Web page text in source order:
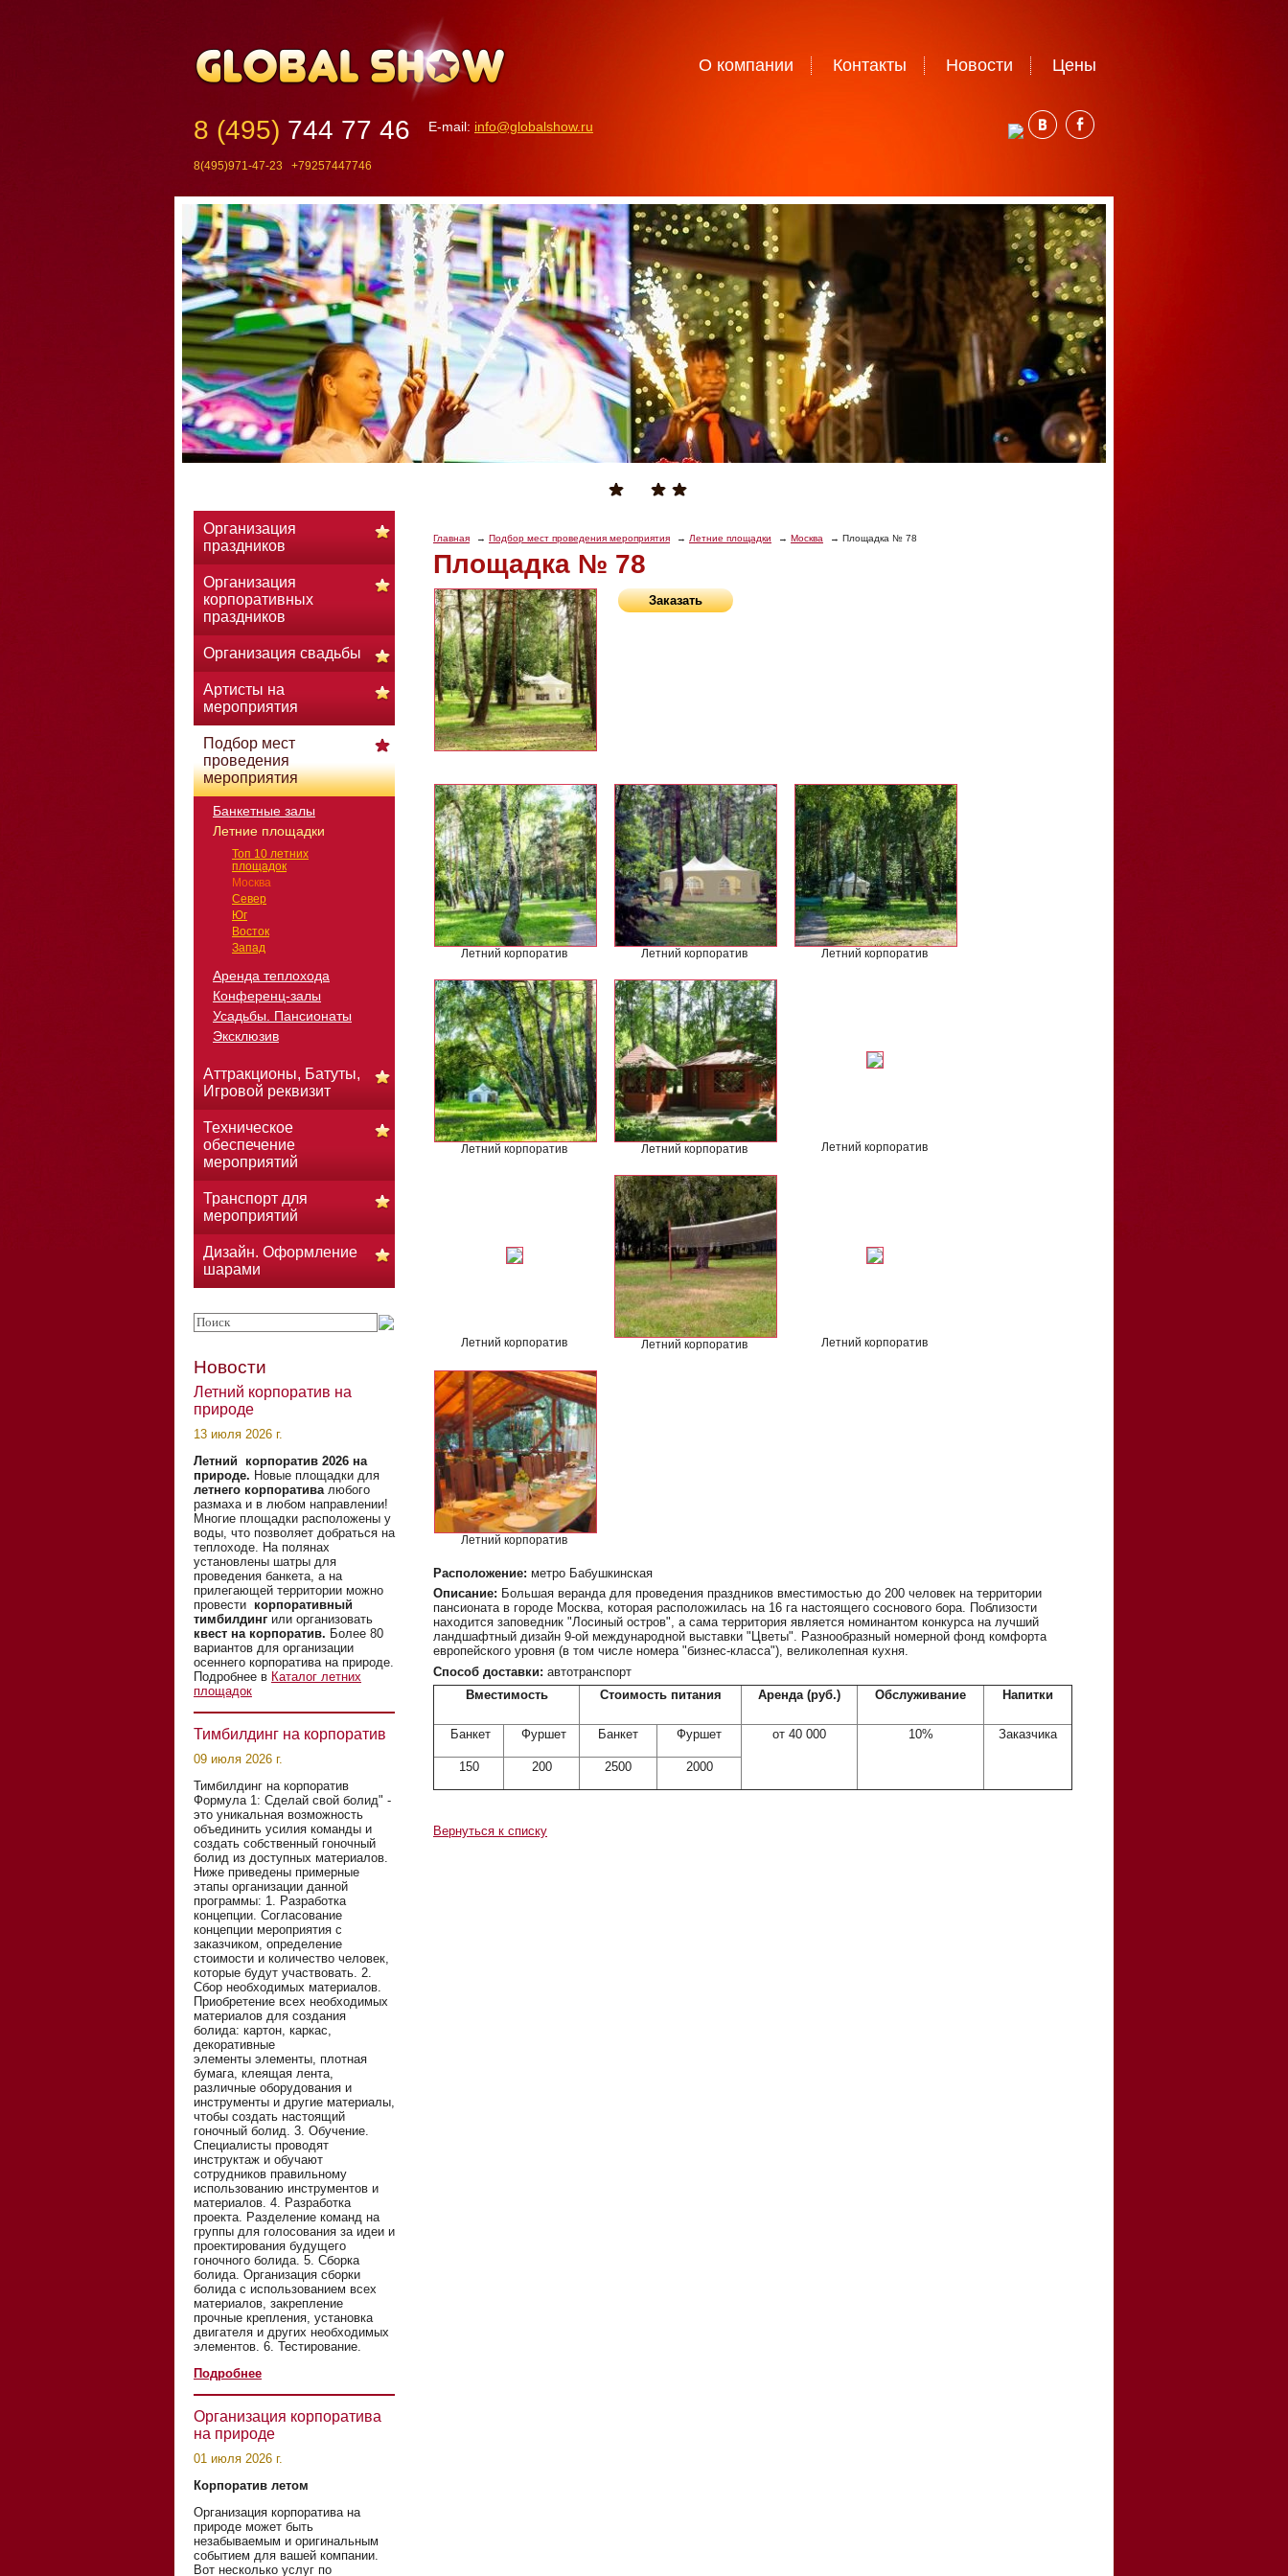
О компании Контакты Новости Цены
8 (495) 744 77 46
8(495)971-47-23 +79257447746
E-mail: info@globalshow.ru
Главная Подбор мест проведения мероприятия Летние площадки Москва Площадка № 78
Площадка № 78
Заказать
Летний корпоратив Летний корпоратив Летний корпоратив
Летний корпоратив Летний корпоратив Летний корпоратив
Летний корпоратив Летний корпоратив Летний корпоратив
Летний корпоратив
Расположение: метро Бабушкинская
Описание: Большая веранда для проведения праздников вместимостью до 200 человек на территории
пансионата в городе Москва, которая расположилась на 16 га настоящего соснового бора. Поблизости
находится заповедник "Лосиный остров", а сама территория является номинантом конкурса на лучший
ландшафтный дизайн 9-ой международной выставки "Цветы". Разнообразный номерной фонд комфорта
европейского уровня (в том числе номера "бизнес-класса"), великолепная кухня.
Способ доставки: автотранспорт
Вместимость
Стоимость питания Аренда (руб.) Обслуживание Напитки
Банкет Фуршет Банкет Фуршет от 40 000 10% Заказчика
150 200 2500 2000
Вернуться к списку
Организация
праздников
Организация
корпоративных
праздников
Организация свадьбы
Артисты на
мероприятия
Подбор мест
проведения
мероприятия
Банкетные залы
Летние площадки
Топ 10 летних
площадок
Москва
Север
Юг
Восток
Запад
Аренда теплохода
Конференц-залы
Усадьбы. Пансионаты
Эксклюзив
Аттракционы, Батуты,
Игровой реквизит
Техническое
обеспечение
мероприятий
Транспорт для
мероприятий
Дизайн. Оформление
шарами
Новости
Летний корпоратив на
природе
13 июля 2026 г.
Летний корпоратив 2026 на
природе. Новые площадки для
летнего корпоративалюбого
размаха и в любом направлении!
Многие площадки расположены у
воды, что позволяет добраться на
теплоходе. На полянах
установлены шатры для
проведения банкета, а на
прилегающей территории можно
провести корпоративный
тимбилдинг или организовать
квест на корпоратив. Более 80
вариантов для организации
осеннего корпоратива на природе.
Подробнее в Каталог летних
площадок
Тимбилдинг на корпоратив
09 июля 2026 г.
Тимбилдинг на корпоратив
Формула 1: Сделай свой болид" -
это уникальная возможность
объединить усилия команды и
создать собственный гоночный
болид из доступных материалов.
Ниже приведены примерные
этапы организации данной
программы: 1. Разработка
концепции. Согласование
концепции мероприятия с
заказчиком, определение
стоимости и количество человек,
которые будут участвовать. 2.
Сбор необходимых материалов.
Приобретение всех необходимых
материалов для создания
болида: картон, каркас,
декоративные
элементы элементы, плотная
бумага, клеящая лента,
различные оборудования и
инструменты и другие материалы,
чтобы создать настоящий
гоночный болид. 3. Обучение.
Специалисты проводят
инструктаж и обучают
сотрудников правильному
использованию инструментов и
материалов. 4. Разработка
проекта. Разделение команд на
группы для голосования за идеи и
проектирования будущего
гоночного болида. 5. Сборка
болида. Организация сборки
болида с использованием всех
материалов, закрепление
прочные крепления, установка
двигателя и других необходимых
элементов. 6. Тестирование.
Подробнее
Организация корпоратива
на природе
01 июля 2026 г.
Корпоратив летом
Организация корпоратива на
природе может быть
незабываемым и оригинальным
событием для вашей компании.
Вот несколько услуг по